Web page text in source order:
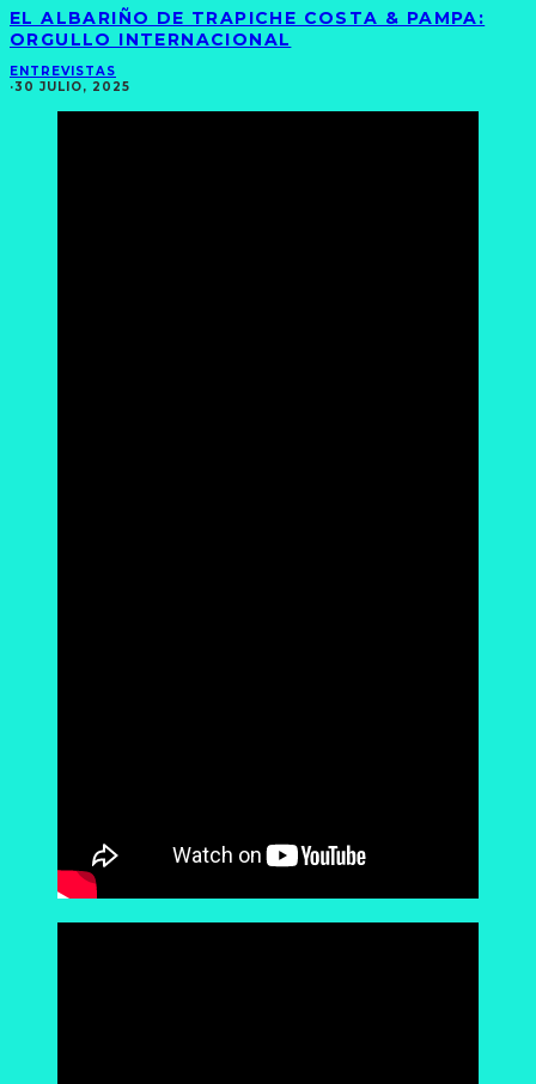
EL ALBARIÑO DE TRAPICHE COSTA & PAMPA:
ORGULLO INTERNACIONAL
ENTREVISTAS
·30 JULIO, 2025